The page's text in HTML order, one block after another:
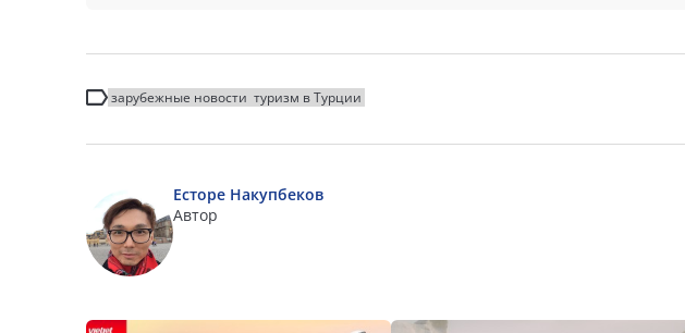
зарубежные новости туризм в Турции
Есторе Накупбеков
Автор